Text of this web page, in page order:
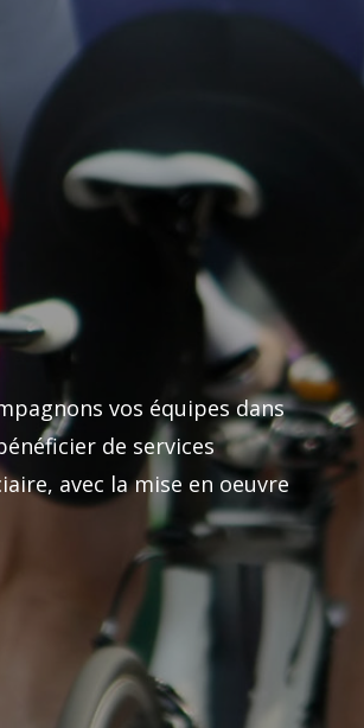
vos équipes dans
de services
avec la mise en oeuvre